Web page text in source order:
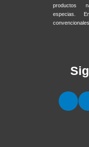
productos
especias.